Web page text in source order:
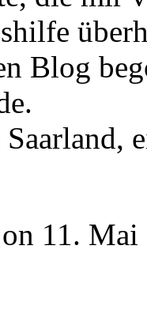
Blog
on 11.